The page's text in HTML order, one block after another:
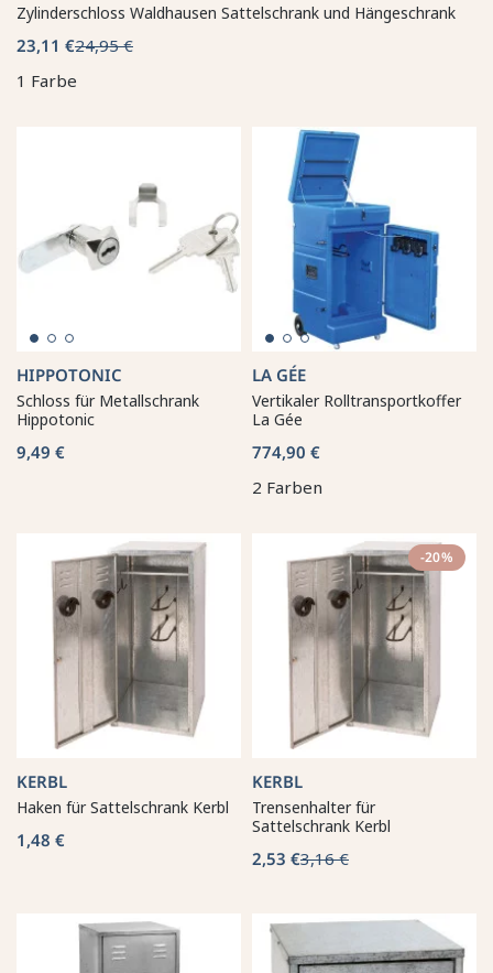
Zylinderschloss Waldhausen Sattelschrank und Hängeschrank
23,11 €24,95 €
1 Farbe
HIPPOTONIC
Schloss für Metallschrank
Hippotonic
9,49 €
LA GÉE
Vertikaler Rolltransportkoffer
La Gée
774,90 €
2 Farben
KERBL
Haken für Sattelschrank Kerbl
1,48 €
-20%
KERBL
Trensenhalter für
Sattelschrank Kerbl
2,53 €3,16 €